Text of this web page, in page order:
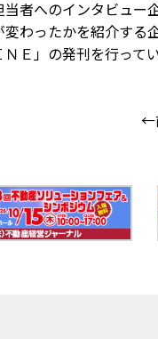
当者へのインタビュー
変わったかを紹介す
Ｅ」の発刊を行って
←